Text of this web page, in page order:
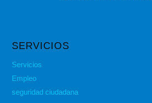
SERVICIOS
Servicios
Empleo
seguridad ciudadana